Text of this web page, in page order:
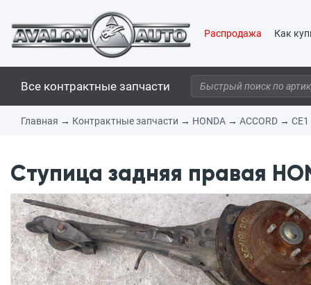
Распродажа Как
Все контрактные запчасти
Главная → Контрактные запчасти → HONDA → ACCORD → CE1
Ступица задняя правая